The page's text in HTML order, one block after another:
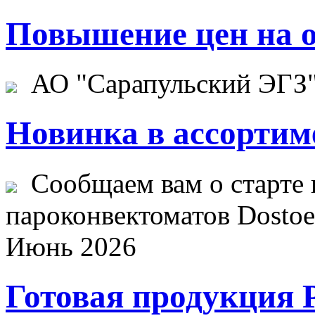
Повышение цен на
АО "Сарапульский
Новинка в
Сообщаем вам о старте
пароконвектоматов
Июнь 2026
Готовая продукция